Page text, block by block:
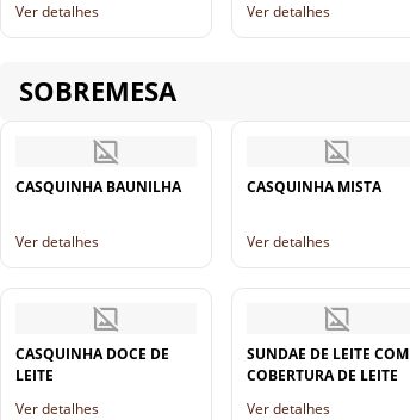
Ver detalhes
Ver detalhes
SOBREMESA
CASQUINHA BAUNILHA
Ver detalhes
CASQUINHA MISTA
Ver detalhes
CASQUINHA DOCE DE
LEITE
Ver detalhes
SUNDAE DE LEITE COM
COBERTURA DE LEITE
Ver detalhes